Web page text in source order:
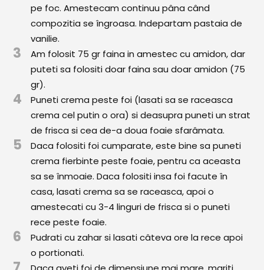
Comunitatea
iCooking
Librărie
Adaugă o rețetă
Cum adăugăm o rețetă
Regulament de postare
CONCURS
pe foc. Amestecam continuu pâna când
compozitia se îngroasa. Indepartam pastaia de
vanilie.
3
Am folosit 75 gr faina in amestec cu amidon, dar
puteti sa folositi doar faina sau doar amidon (75
gr).
4
Puneti crema peste foi (lasati sa se raceasca
crema cel putin o ora) si deasupra puneti un strat
de frisca si cea de-a doua foaie sfarâmata.
5
Daca folositi foi cumparate, este bine sa puneti
crema fierbinte peste foaie, pentru ca aceasta
sa se înmoaie. Daca folositi insa foi facute în
casa, lasati crema sa se raceasca, apoi o
amestecati cu 3-4 linguri de frisca si o puneti
rece peste foaie.
6
Pudrati cu zahar si lasati câteva ore la rece apoi
o portionati.